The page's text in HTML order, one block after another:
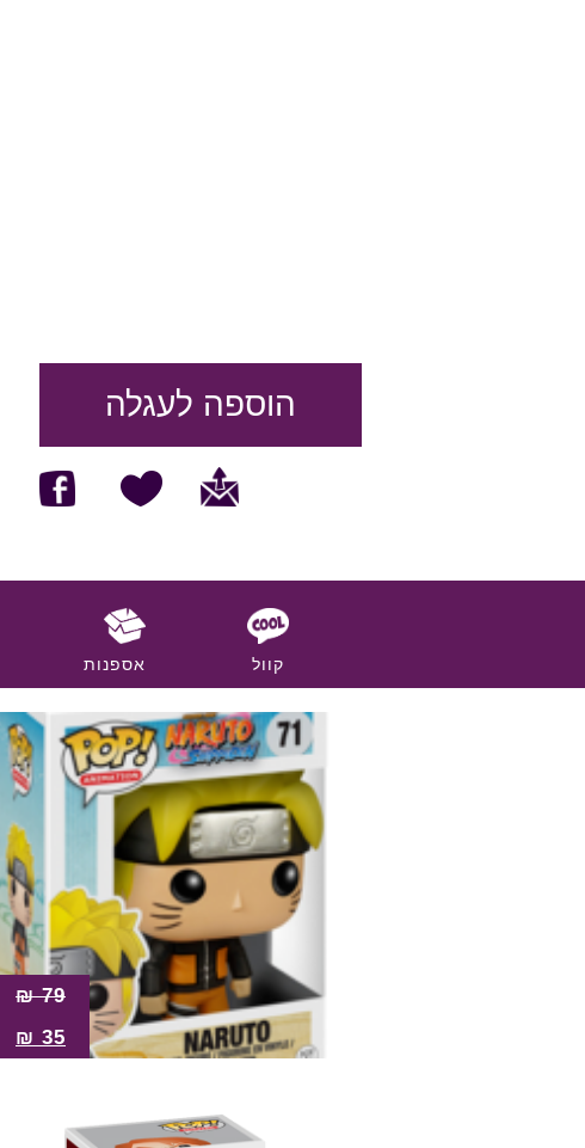
הוספה לעגלה
קוול אספנות
79
₪
35
₪